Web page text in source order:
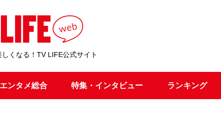
くなる！TV LIFE公式サイト
エンタメ総合 特集・インタビュー ランキング